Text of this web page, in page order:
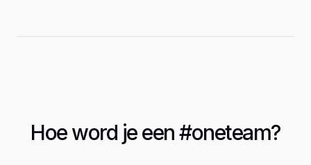
Hoe word je een #oneteam?